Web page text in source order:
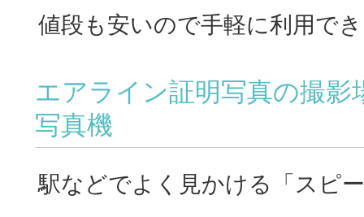
値段も安いので手軽に利用で
エアライン証明写真の撮影
写真機
駅などでよく見かける「スピ